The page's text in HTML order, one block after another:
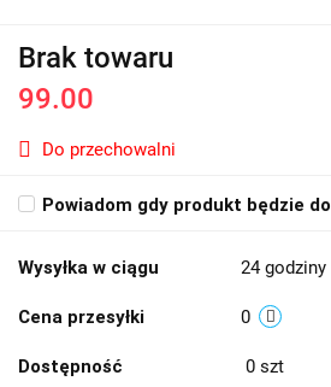
Brak towaru
99.00
Do przechowalni
Powiadom gdy produkt będzie
Wysyłka w ciągu 24 godziny
Cena przesyłki 0
Dostępność 0 szt